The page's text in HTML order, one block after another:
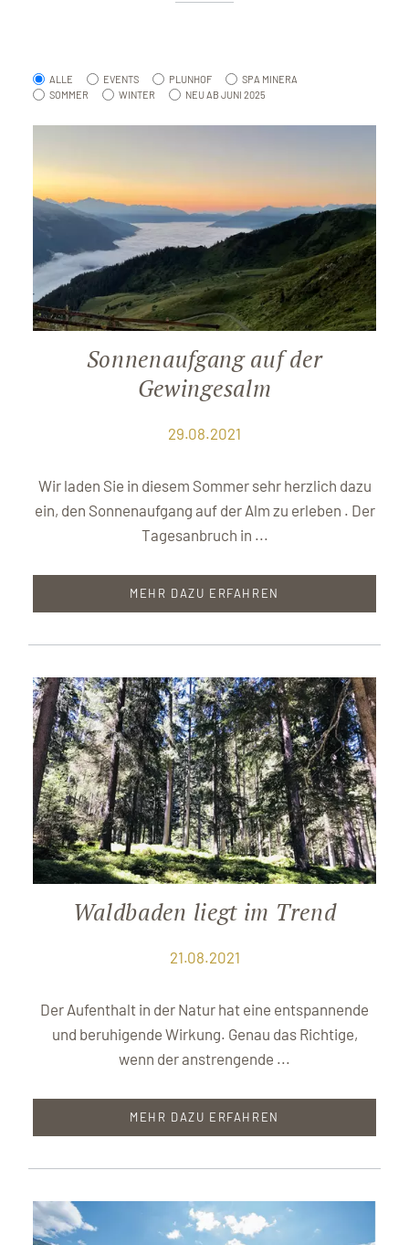
ALLE EVENTS PLUNHOF
SPA MINERA
SOMMER
WINTER NEU AB JUNI 2025
Sonnenaufgang auf der
Gewingesalm
29.08.2021
Wir laden Sie in diesem Sommer sehr herzlich dazu
ein, den Sonnenaufgang auf der Alm zu erleben . Der
Tagesanbruch in ...
MEHR DAZU ERFAHREN
Waldbaden liegt im Trend
21.08.2021
Der Aufenthalt in der Natur hat eine entspannende
und beruhigende Wirkung. Genau das Richtige,
wenn der anstrengende ...
MEHR DAZU ERFAHREN